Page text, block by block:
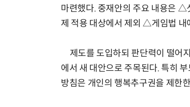
마련했다. 중재안의 주요 내용은
제 적용 대상에서 제외 △게임법 내
제도를 도입하되 판단력이 떨어
에서 새 대안으로 주목된다. 특히
방침은 개인의 행복추구권을 제한